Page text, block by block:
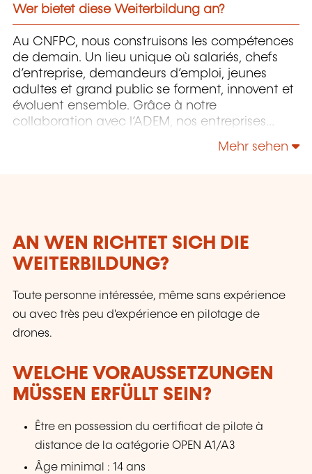
Wer bietet diese Weiterbildung an?
Au CNFPC, nous construisons les compétences
de demain. Un lieu unique où salariés, chefs
d’entreprise, demandeurs d’emploi, jeunes
adultes et grand public se forment, innovent et
évoluent ensemble. Grâce à notre
collaboration avec l’ADEM, nos entreprises
partenaires et nos experts de terrain, nos
formations répondent aux besoins réels du
Mehr sehen
AN WEN RICHTET SICH DIE
WEITERBILDUNG?
Toute personne intéressée, même sans expérience
ou avec très peu d'expérience en pilotage de
drones.
WELCHE VORAUSSETZUNGEN
MÜSSEN ERFÜLLT SEIN?
Être en possession du certificat de pilote à
distance de la catégorie OPEN A1/A3
Âge minimal : 14 ans